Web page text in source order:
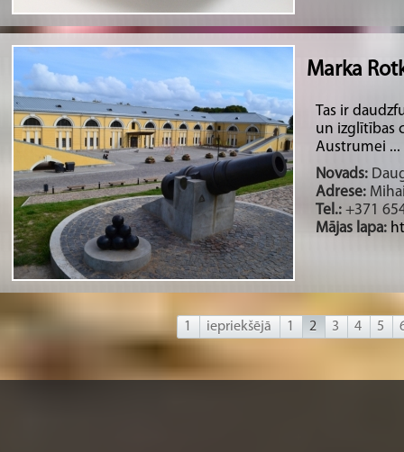
Marka
Tas ir
un izglītības
Austrumei ...
Novads:
Adrese:
Tel.: +371
Mājas lapa:
1 iepriekšējā 1 2 3 4 5